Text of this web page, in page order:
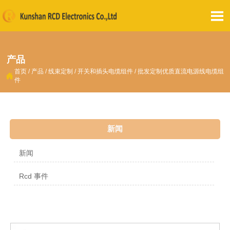

产品
 首页 / 产品 /线束定制 /开关和插头电缆组件 /批发定制优质直流电源线电缆组
件
新闻
新闻
Rcd 事件